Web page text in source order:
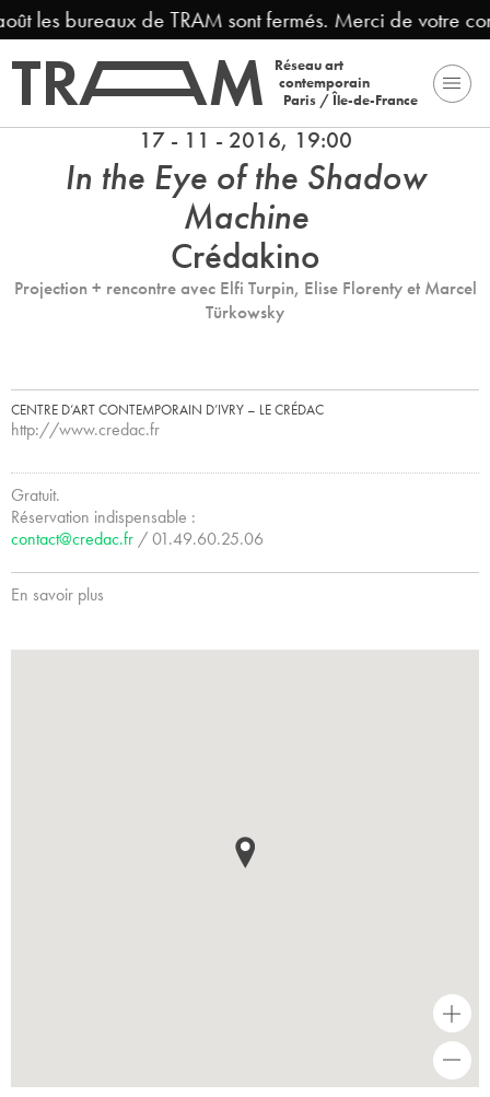
les bureaux de TRAM sont fermés. Merci de votre
Réseau art
contemporain
Paris / Île-de-France
17 - 11 - 2016, 19:00
In the Eye of the Shadow
Machine
Crédakino
Projection + rencontre avec Elfi Turpin, Elise Florenty et Marcel
Türkowsky
CENTRE D’ART CONTEMPORAIN D’IVRY – LE CRÉDAC
http://www.credac.fr
Gratuit.
Réservation indispensable :
contact@credac.fr / 01.49.60.25.06
En savoir plus
+